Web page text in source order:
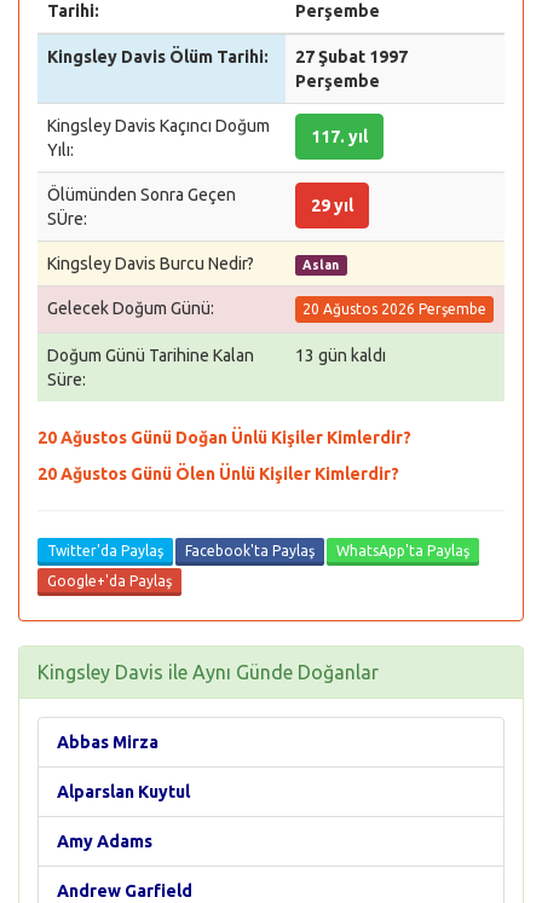
Tarihi:
Perşembe
Kingsley Davis Ölüm Tarihi:
27 Şubat 1997
Perşembe
Kingsley Davis Kaçıncı Doğum
Yılı:
117. yıl
Ölümünden Sonra Geçen
SÜre:
29 yıl
Kingsley Davis Burcu Nedir? Aslan
Gelecek Doğum Günü: 20 Ağustos 2026 Perşembe
Doğum Günü Tarihine Kalan
Süre:
13 gün kaldı
20 Ağustos Günü Doğan Ünlü Kişiler Kimlerdir?
20 Ağustos Günü Ölen Ünlü Kişiler Kimlerdir?
Twitter'da Paylaş Facebook'ta Paylaş
WhatsApp'ta Paylaş
Google+'da Paylaş
Kingsley Davis ile Aynı Günde Doğanlar
Abbas Mirza
Alparslan Kuytul
Amy Adams
Andrew Garfield